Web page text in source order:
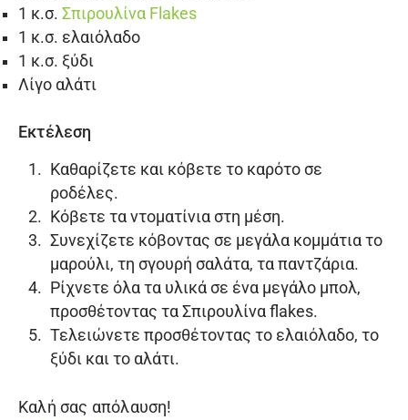
1 κ.σ. Σπιρουλίνα Flakes
1 κ.σ. ελαιόλαδο
1 κ.σ. ξύδι
Λίγο αλάτι
Εκτέλεση
Καθαρίζετε και κόβετε το καρότο σε
ροδέλες.
Κόβετε τα ντοματίνια στη μέση.
Συνεχίζετε κόβοντας σε μεγάλα κομμάτια το
μαρούλι, τη σγουρή σαλάτα, τα παντζάρια.
Ρίχνετε όλα τα υλικά σε ένα μεγάλο μπολ,
προσθέτοντας τα Σπιρουλίνα flakes.
Τελειώνετε προσθέτοντας το ελαιόλαδο, το
ξύδι και το αλάτι.
Καλή σας απόλαυση!